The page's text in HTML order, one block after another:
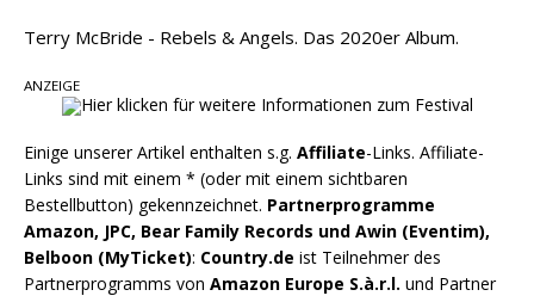
Carly Pearce hinterfragt den ständigen
Terry McBride - Rebels & Angels. Das 2020er Album.
ANZEIGE
Einige unserer Artikel enthalten s.g. Affiliate-Links. Affiliate-
Links sind mit einem * (oder mit einem sichtbaren
Bestellbutton) gekennzeichnet. Partnerprogramme
Amazon, JPC, Bear Family Records und Awin (Eventim),
Belboon (MyTicket): Country.de ist Teilnehmer des
Partnerprogramms von Amazon Europe S.à.r.l. und Partner